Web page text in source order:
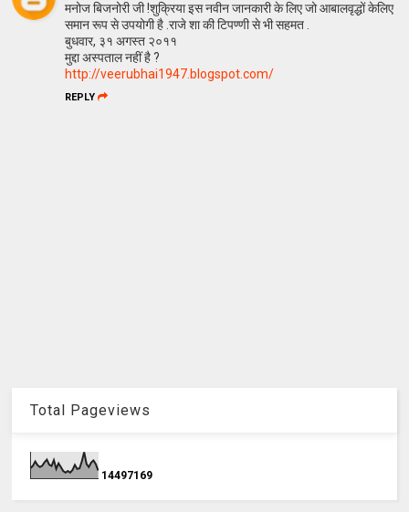
मनोज बिजनोरी जी !शुक्रिया इस नवीन जानकारी के लिए जो आबालवृद्धों केलिए
समान रूप से उपयोगी है .राजे शा की टिपण्णी से भी सहमत .
बुधवार, ३१ अगस्त २०११
मुद्दा अस्पताल नहीं है ?
http://veerubhai1947.blogspot.com/
REPLY
Total Pageviews
144971 69